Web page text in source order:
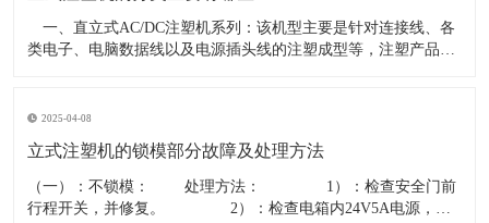
一、直立式AC/DC注塑机系列：该机型主要是针对连接线、各
类电子、电脑数据线以及电源插头线的注塑成型等，注塑产品精
各厂家机型的具体容模量，配置等有异，在选购前一定要求厂家
2025-04-08
立式注塑机的锁模部分故障及处理方法
（一）：不锁模： 处理方法： 1）：检查安全门前
行程开关，并修复。 2）：检查电箱内24V5A电源，换